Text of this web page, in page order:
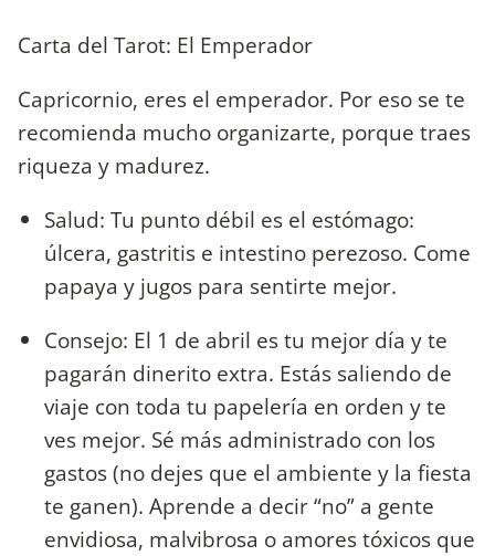
Carta del Tarot: El Emperador
Capricornio, eres el emperador. Por eso se te
recomienda mucho organizarte, porque traes
riqueza y madurez.
Salud: Tu punto débil es el estómago:
úlcera, gastritis e intestino perezoso. Come
papaya y jugos para sentirte mejor.
Consejo: El 1 de abril es tu mejor día y te
pagarán dinerito extra. Estás saliendo de
viaje con toda tu papelería en orden y te
ves mejor. Sé más administrado con los
gastos (no dejes que el ambiente y la fiesta
te ganen). Aprende a decir “no” a gente
envidiosa, malvibrosa o amores tóxicos que